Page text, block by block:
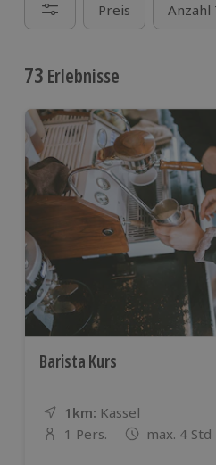
Preis
73 Erlebnisse
Barista Kurs
1km: Entfernung
Standort
Kassel
Anzahl der Teilnehmer
1 Pers. max. 4 Std